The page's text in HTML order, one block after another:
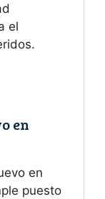
el
en
en
puesto